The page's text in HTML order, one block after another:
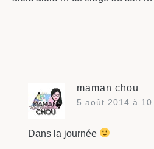
maman chou
5 août 2014 à 10
Dans la journée